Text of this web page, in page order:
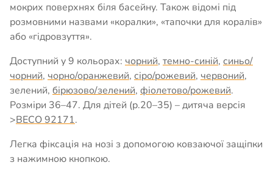
мокрих поверхнях біля басейну. Також відомі під
розмовними назвами «коралки», «тапочки для коралів»
або «гідровзуття».
Доступний у 9 кольорах: чорний, темно-синій, синьо/
чорний, чорно/оранжевий, сіро/рожевий, червоний,
зелений, бірюзово/зелений, фіолетово/рожевий.
Розміри 36–47. Для дітей (р.20–35) – дитяча версія
>BECO 92171.
Легка фіксація на нозі з допомогою ковзаючої защіпки
з нажимною кнопкою.